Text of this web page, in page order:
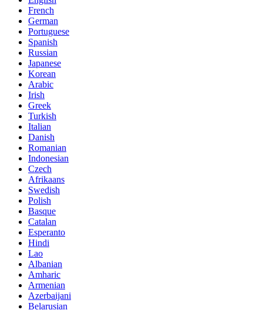
French
German
Portuguese
Spanish
Russian
Japanese
Korean
Arabic
Irish
Greek
Turkish
Italian
Danish
Romanian
Indonesian
Czech
Afrikaans
Swedish
Polish
Basque
Catalan
Esperanto
Hindi
Lao
Albanian
Amharic
Armenian
Azerbaijani
Belarusian